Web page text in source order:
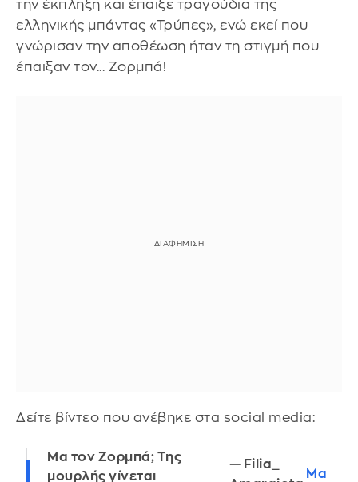
την έκπληξη και έπαιξε τραγούδια της
ελληνικής μπάντας «Τρύπες», ενώ εκεί που
γνώρισαν την αποθέωση ήταν τη στιγμή που
έπαιξαν τον... Ζορμπά!
Δείτε βίντεο που ανέβηκε στα social media:
Μα τον Ζορμπά; Της
μουρλής γίνεται
— Filia_
Ma